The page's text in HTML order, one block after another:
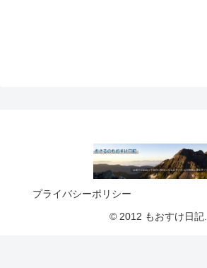
プライバシーポリシー
© 2012 もおすけ日記.